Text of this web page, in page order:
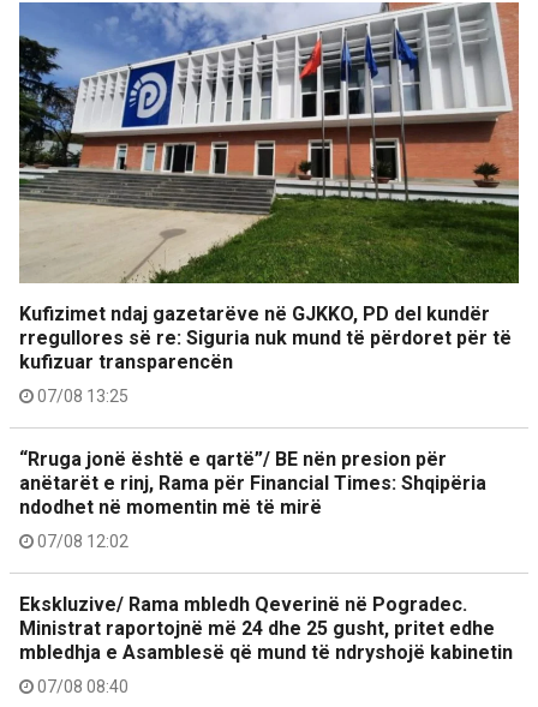
Kufizimet ndaj gazetarëve në GJKKO, PD del kundër
rregullores së re: Siguria nuk mund të përdoret për të
kufizuar transparencën
07/08 13:25
“Rruga jonë është e qartë”/ BE nën presion për
anëtarët e rinj, Rama për Financial Times: Shqipëria
ndodhet në momentin më të mirë
07/08 12:02
Ekskluzive/ Rama mbledh Qeverinë në Pogradec.
Ministrat raportojnë më 24 dhe 25 gusht, pritet edhe
mbledhja e Asamblesë që mund të ndryshojë kabinetin
07/08 08:40